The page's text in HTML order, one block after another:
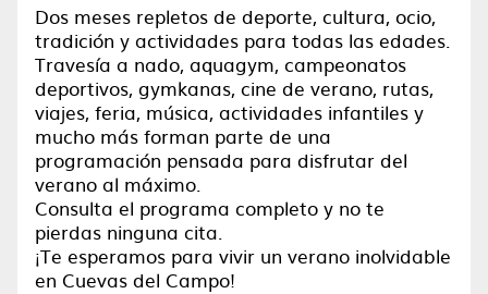
Dos meses repletos de deporte, cultura, ocio,
tradición y actividades para todas las edades.
Travesía a nado, aquagym, campeonatos
deportivos, gymkanas, cine de verano, rutas,
viajes, feria, música, actividades infantiles y
mucho más forman parte de una
programación pensada para disfrutar del
verano al máximo.
Consulta el programa completo y no te
pierdas ninguna cita.
¡Te esperamos para vivir un verano inolvidable
en Cuevas del Campo!